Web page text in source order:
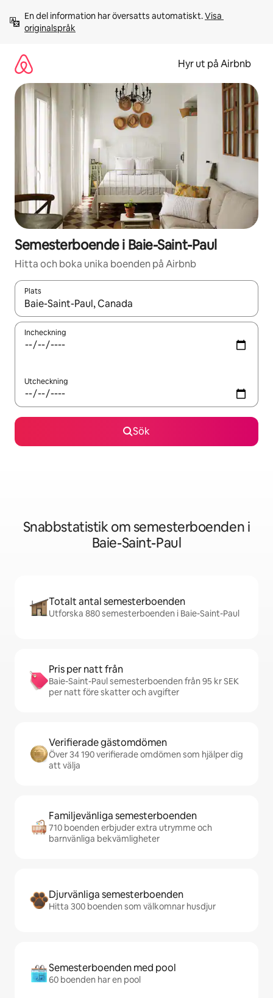
innehåll
En del information har översatts automatiskt. Visa
originalspråk
Hyr ut på Airbnb
Semesterboende i Baie-Saint-Paul
Hitta och boka unika boenden på Airbnb
Plats
När resultaten är tillgängliga kan du navigera med upp- och
Incheckning
Utcheckning
Sök
Snabbstatistik om semesterboenden i
Baie-Saint-Paul
Totalt antal semesterboenden
Utforska 880 semesterboenden i Baie-Saint-Paul
Pris per natt från
Baie-Saint-Paul semesterboenden från 95 kr SEK
per natt före skatter och avgifter
Verifierade gästomdömen
Över 34 190 verifierade omdömen som hjälper dig
att välja
Familjevänliga semesterboenden
710 boenden erbjuder extra utrymme och
barnvänliga bekvämligheter
Djurvänliga semesterboenden
Hitta 300 boenden som välkomnar husdjur
Semesterboenden med pool
60 boenden har en pool